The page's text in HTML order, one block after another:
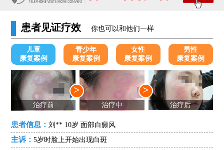
患者见证疗效 你也可以和他们一样
儿童
康复案例
青少年
康复案例
女性
康复案例
男性
康复案例
治疗前
>
治疗中
>
治疗后
患者信息：刘** 10岁 面部白癜风
主诉：5岁时脸上开始出现白斑